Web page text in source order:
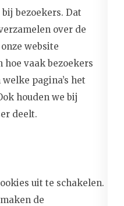
bezoekers. Dat
over de
website
hoe vaak bezoekers
pagina’s het
houden we bij
deelt.
uit te schakelen.
de